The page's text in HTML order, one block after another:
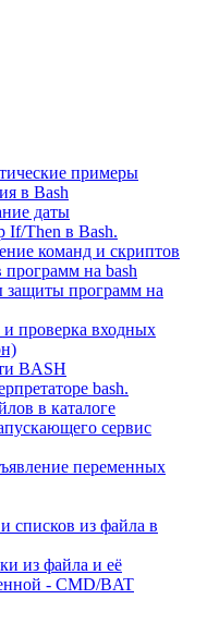
примеры
в Bash
даты
If/Then в Bash.
команд и скриптов
на bash
программ на
проверка входных
BASH
bash.
в каталоге
сервис
переменных
списков из файла в
из файла и её
- CMD/BAT